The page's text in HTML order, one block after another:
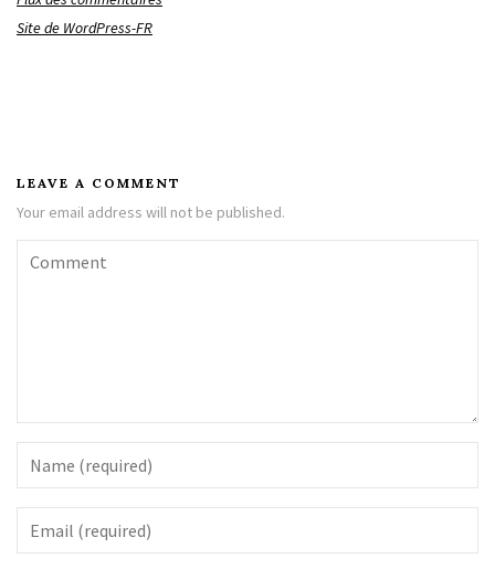
Site de WordPress-FR
LEAVE A COMMENT
Your email address will not be published.